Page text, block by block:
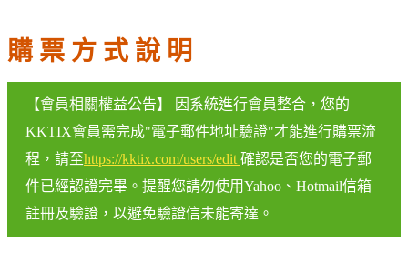
購 票 方 式 說 明
【會員相關權益公告】 因系統進行會員整合，您的
KKTIX會員需完成"電子郵件地址驗證"才能進行購票流
程，請至https://kktix.com/users/edit 確認是否您的電子郵
件已經認證完畢。提醒您請勿使用Yahoo、Hotmail信箱
註冊及驗證，以避免驗證信未能寄達。